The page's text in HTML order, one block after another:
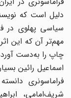
دلیل است که
سیاسی پهلوی در
مهم‌تر آن که این
چاپ را به‌دست
اسماعیل رائین
فراماسونری
شریف‌امامی،